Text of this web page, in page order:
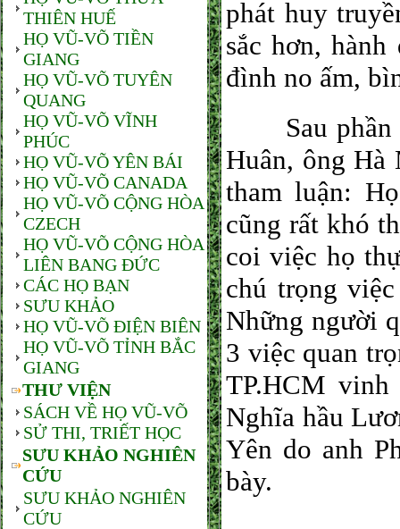
THIÊN HUẾ
HỌ VŨ-VÕ TIỀN
GIANG
HỌ VŨ-VÕ TUYÊN
QUANG
HỌ VŨ-VÕ VĨNH
PHÚC
HỌ VŨ-VÕ YÊN BÁI
HỌ VŨ-VÕ CANADA
HỌ VŨ-VÕ CỘNG HÒA
CZECH
HỌ VŨ-VÕ CỘNG HÒA
LIÊN BANG ĐỨC
CÁC HỌ BẠN
SƯU KHẢO
HỌ VŨ-VÕ ĐIỆN BIÊN
HỌ VŨ-VÕ TỈNH BẮC
GIANG
THƯ VIỆN
SÁCH VỀ HỌ VŨ-VÕ
SỬ THI, TRIẾT HỌC
SƯU KHẢO NGHIÊN
CỨU
SƯU KHẢO NGHIÊN
CỨU
phát huy
sắc hơn,
đình no ấm,
Sau phần
Huân, ông Hà
tham luận:
cũng rất khó
coi việc họ
chú trọng
Những người
3 việc quan
TP.HCM
Nghĩa hầu
Yên do anh
bày.